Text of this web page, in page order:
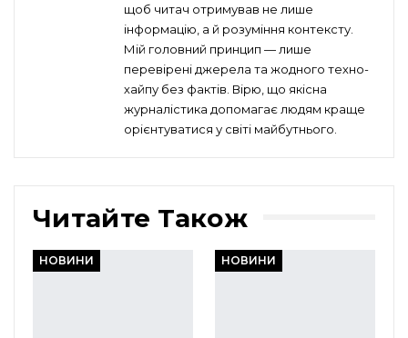
щоб читач отримував не лише
інформацію, а й розуміння контексту.
Мій головний принцип — лише
перевірені джерела та жодного техно-
хайпу без фактів. Вірю, що якісна
журналістика допомагає людям краще
орієнтуватися у світі майбутнього.
Читайте Також
НОВИНИ НОВИНИ